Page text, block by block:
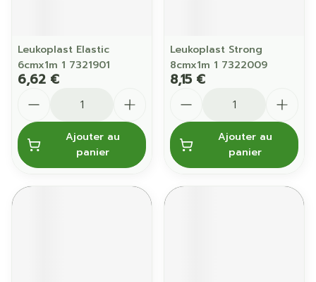
Leukoplast Elastic
6cmx1m 1 7321901
6,62 €
Ajouter au
panier
Leukoplast Strong
8cmx1m 1 7322009
8,15 €
Ajouter au
panier